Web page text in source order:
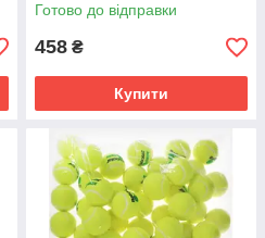
Готово до відправки
458 ₴
Купити